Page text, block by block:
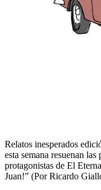
Relatos inesperados
esta semana resuenan
protagonistas de El
Juan!” (Por Ricardo